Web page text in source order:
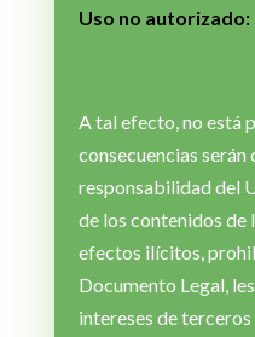
Uso no autorizado:
A tal efecto, no está
consecuencias serán
responsabilidad del
de los contenidos de
efectos ilícitos,
Documento Legal,
intereses de